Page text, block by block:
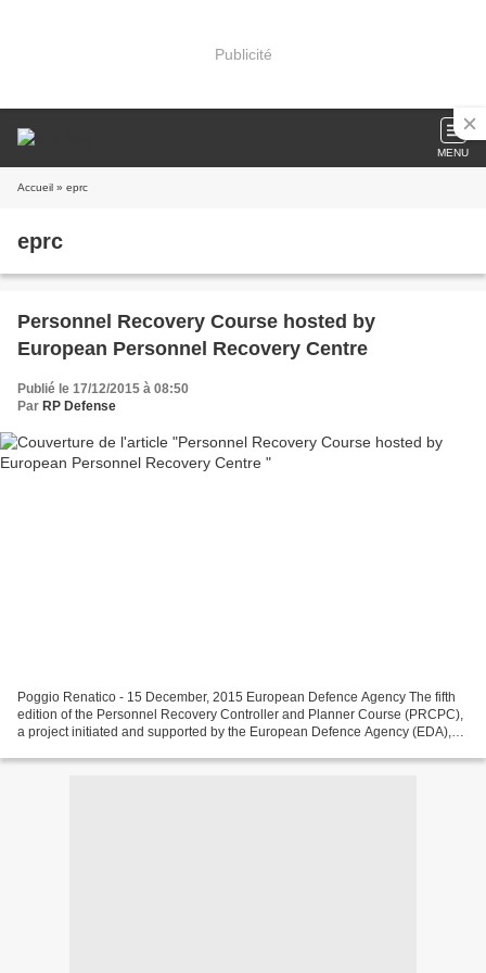
Publicité
MENU
Accueil » eprc
eprc
Personnel Recovery Course hosted by
European Personnel Recovery Centre
Publié le 17/12/2015 à 08:50
Par RP Defense
Poggio Renatico - 15 December, 2015 European Defence Agency The fifth
edition of the Personnel Recovery Controller and Planner Course (PRCPC),
a project initiated and supported by the European Defence Agency (EDA),